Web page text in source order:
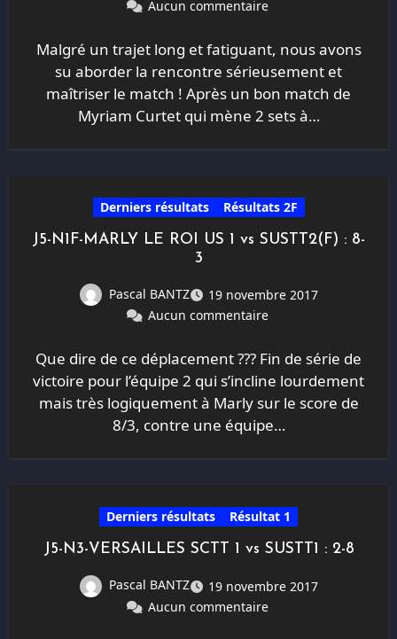
Aucun commentaire
Malgré un trajet long et fatiguant, nous avons
su aborder la rencontre sérieusement et
maîtriser le match ! Après un bon match de
Myriam Curtet qui mène 2 sets à…
Derniers résultats Résultats 2F
J5-N1F-MARLY LE ROI US 1 vs SUSTT2(F) : 8-
3
Pascal BANTZ
19 novembre 2017
Aucun commentaire
Que dire de ce déplacement ??? Fin de série de
victoire pour l’équipe 2 qui s’incline lourdement
mais très logiquement à Marly sur le score de
8/3, contre une équipe…
Derniers résultats Résultat 1
J5-N3-VERSAILLES SCTT 1 vs SUSTT1 : 2-8
Pascal BANTZ
19 novembre 2017
Aucun commentaire